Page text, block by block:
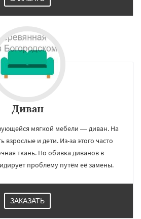
Диван
мягкой мебели — диван. На
взрослые и дети. Из-за этого часто
ткань. Но обивка диванов в
проблему путём её замены.
ЗАКАЗАТЬ